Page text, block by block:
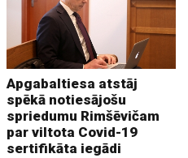
Apgabaltiesa atstāj
spēkā notiesājošu
spriedumu Rimšēvičam
par viltota Covid-19
sertifikāta iegādi